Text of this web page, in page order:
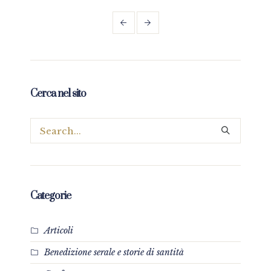
Cerca nel sito
Categorie
Articoli
Benedizione serale e storie di santità